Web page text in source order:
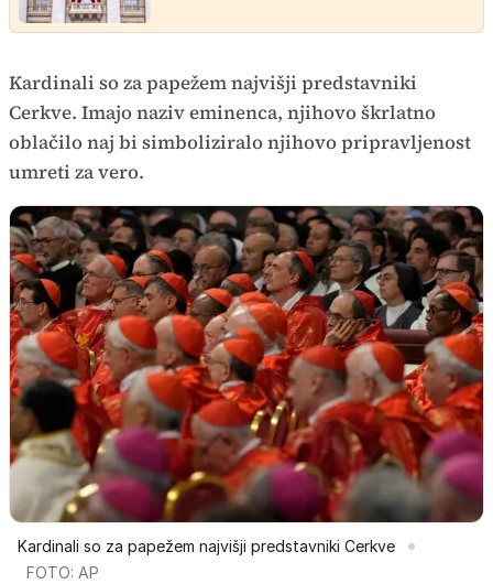
Kardinali so za papežem najvišji predstavniki
Cerkve. Imajo naziv eminenca, njihovo škrlatno
oblačilo naj bi simboliziralo njihovo pripravljenost
umreti za vero.
Kardinali so za papežem najvišji predstavniki Cerkve
FOTO: AP